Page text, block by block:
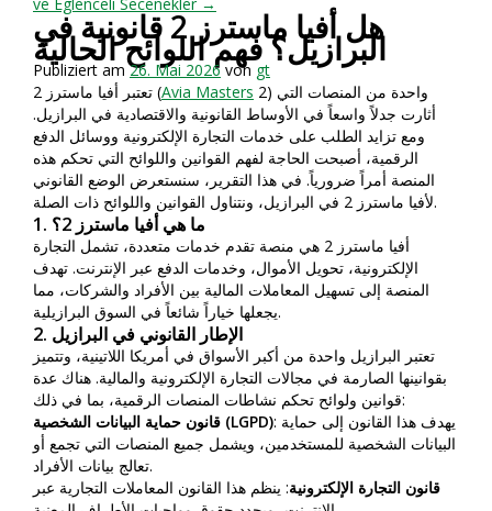
هل أفيا ماسترز 2 قانونية في
البرازيل؟ فهم اللوائح الحالية
Publiziert am 26. Mai 2026 von gt
تعتبر أفيا ماسترز 2 (Avia Masters 2) واحدة من المنصات التي
أثارت جدلاً واسعاً في الأوساط القانونية والاقتصادية في البرازيل.
ومع تزايد الطلب على خدمات التجارة الإلكترونية ووسائل الدفع
الرقمية، أصبحت الحاجة لفهم القوانين واللوائح التي تحكم هذه
المنصة أمراً ضرورياً. في هذا التقرير، سنستعرض الوضع القانوني
لأفيا ماسترز 2 في البرازيل، ونتناول القوانين واللوائح ذات الصلة.
1. ما هي أفيا ماسترز 2؟
أفيا ماسترز 2 هي منصة تقدم خدمات متعددة، تشمل التجارة
الإلكترونية، تحويل الأموال، وخدمات الدفع عبر الإنترنت. تهدف
المنصة إلى تسهيل المعاملات المالية بين الأفراد والشركات، مما
يجعلها خياراً شائعاً في السوق البرازيلية.
2. الإطار القانوني في البرازيل
تعتبر البرازيل واحدة من أكبر الأسواق في أمريكا اللاتينية، وتتميز
بقوانينها الصارمة في مجالات التجارة الإلكترونية والمالية. هناك عدة
قوانين ولوائح تحكم نشاطات المنصات الرقمية، بما في ذلك:
قانون حماية البيانات الشخصية (LGPD): يهدف هذا القانون إلى حماية
البيانات الشخصية للمستخدمين، ويشمل جميع المنصات التي تجمع أو
تعالج بيانات الأفراد.
قانون التجارة الإلكترونية: ينظم هذا القانون المعاملات التجارية عبر